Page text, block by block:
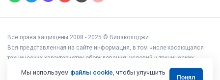
Все права защищены 2008 - 2025 © Випэколоджи
Вся представленная на сайте информация, в том числе касающаяся
технических характеристик оборудования, условий и технических
возможностей подключения, наличия на складе, стоимости товаров и
Мы используем файлы cookie, чтобы улучшить
Понял